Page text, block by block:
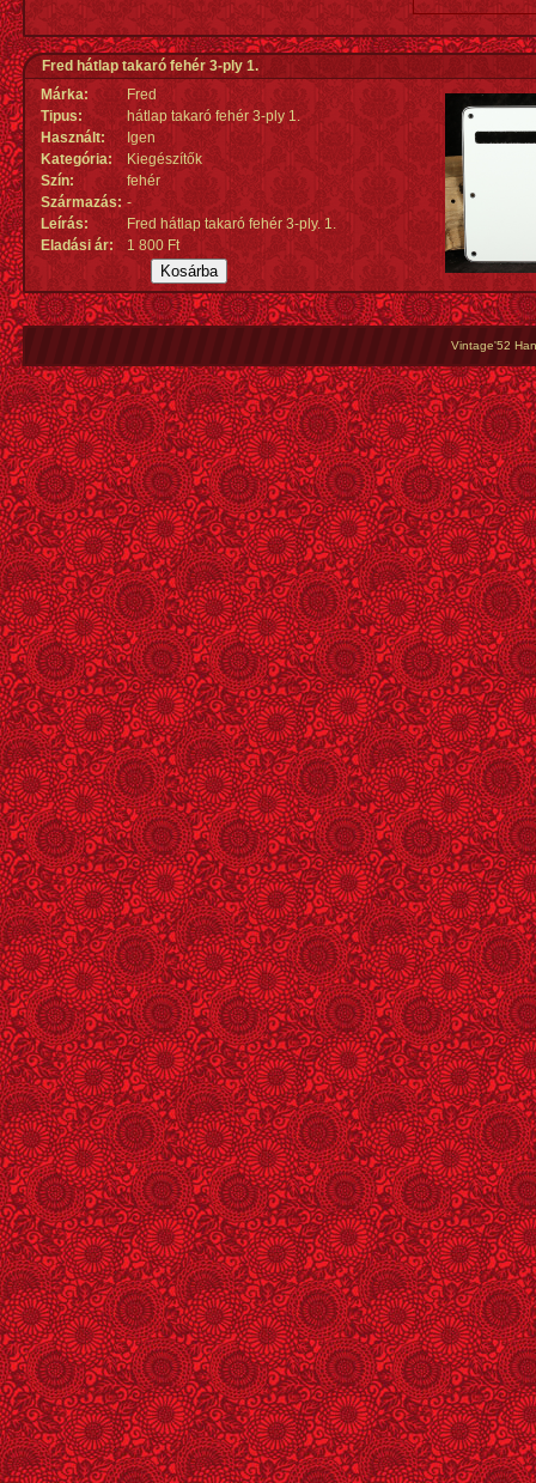
Fred hátlap takaró fehér 3-ply 1.
Márka:
Fred
Tipus:
hátlap takaró fehér 3-ply 1.
Használt:
Igen
Kategória:
Kiegészítők
Szín:
fehér
Származás: -
Leírás:
Fred hátlap takaró fehér 3-ply. 1.
Eladási ár:
1 800 Ft
Vintage'52